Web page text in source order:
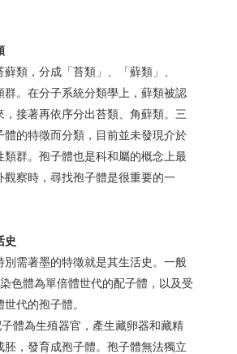
類，分成「苔類」、「蘚類」、
群。在分子系統分類學上，蘚類被認
，接著再依序分出苔類、角蘚類。三
體的特徵而分類，目前並未發現介於
類群。孢子體也是科和屬的概念上最
觀察時，尋找孢子體是很重要的一
史
別需著墨的特徵就是其生活史。一般
色體為單倍體世代的配子體，以及受
代的孢子體。
體為生殖器官，產生藏卵器和藏精
胚，發育成孢子體。孢子體無法獨立